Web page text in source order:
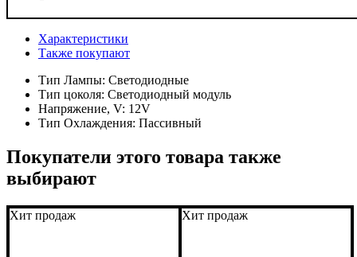
Характеристики
Также покупают
Тип Лампы: Светодиодные
Тип цоколя: Светодиодный модуль
Напряжение, V: 12V
Тип Охлаждения: Пассивный
Покупатели этого товара также
выбирают
Хит продаж Хит продаж